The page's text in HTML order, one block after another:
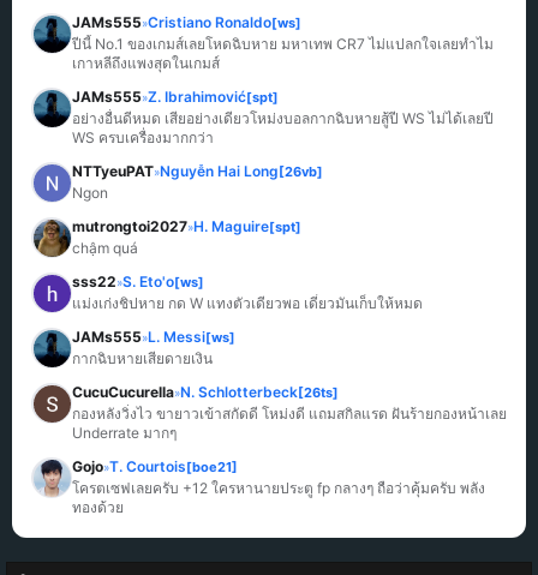
JAMs555»Cristiano Ronaldo[ws]
ปีนี้ No.1 ของเกมส์เลยโหดฉิบหาย มหาเทพ CR7 ไม่แปลกใจเลยทำไม
เกาหลีถึงแพงสุดในเกมส์
JAMs555»Z. Ibrahimović[spt]
อย่างอื่นดีหมด เสียอย่างเดียวโหม่งบอลกากฉิบหายสู้ปี WS ไม่ได้เลยปี
WS ครบเครื่องมากกว่า
NTTyeuPAT»Nguyễn Hai Long[26vb]
Ngon
mutrongtoi2027»H. Maguire[spt]
chậm quá
sss22»S. Eto'o[ws]
แม่งเก่งชิปหาย กด W แทงตัวเดียวพอ เดี๋ยวมันเก็บให้หมด
JAMs555»L. Messi[ws]
กากฉิบหายเสียดายเงิน
CucuCucurella»N. Schlotterbeck[26ts]
กองหลังวิ่งไว ขายาวเข้าสกัดดี โหม่งดี แถมสกิลแรด ฝันร้ายกองหน้าเลย
Underrate มากๆ
Gojo»T. Courtois[boe21]
โครตเซฟเลยครับ +12 ใครหานายประตู fp กลางๆ ถือว่าคุ้มครับ พลัง
ทองด้วย